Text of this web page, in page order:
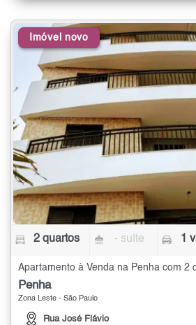
Imóvel novo
2 quartos - suíte 1
Apartamento à Venda na Penha com 2
Penha
Zona Leste - São Paulo
Rua José Flávio